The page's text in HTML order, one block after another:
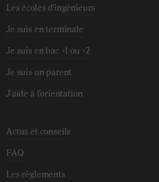
Les écoles d'ingénieurs
Je suis en terminale
Je suis en bac +1 ou +2
Je suis un parent
J'aide à l'orientation
Actus et conseils
FAQ
Les règlements